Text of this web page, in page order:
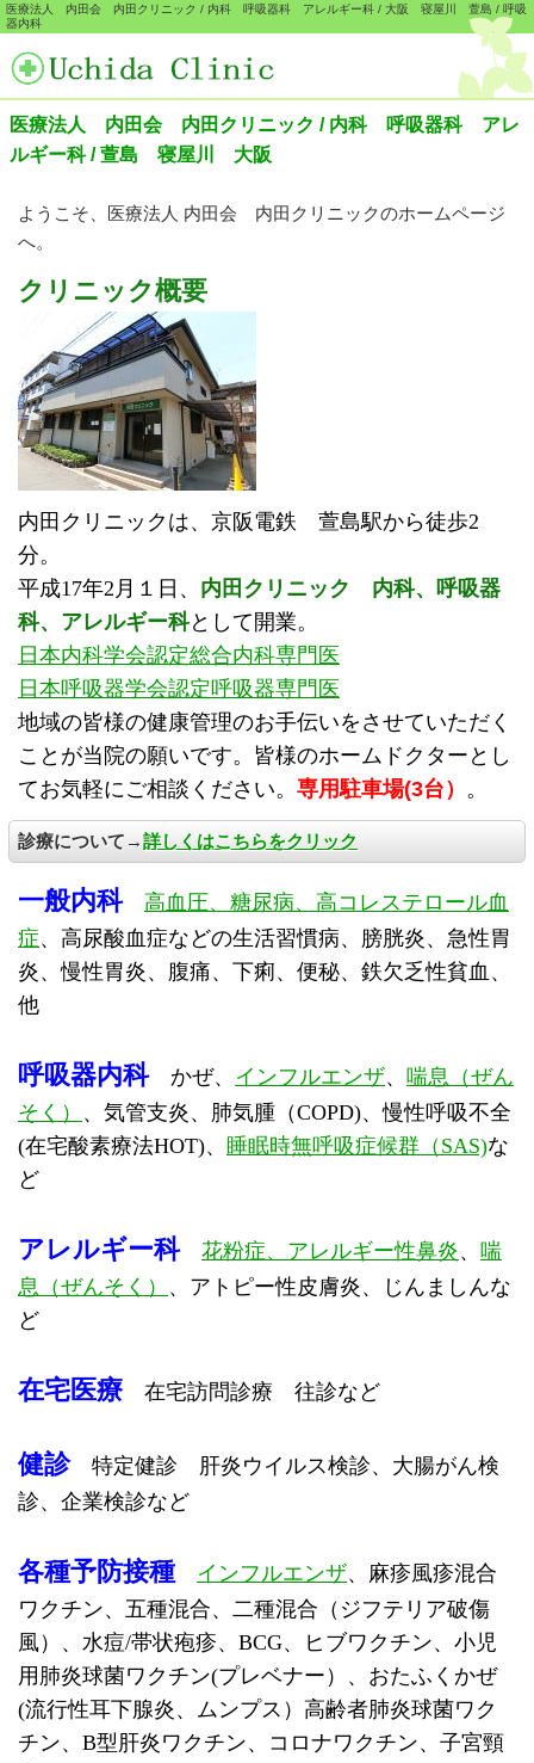
医療法人 内田会 内田クリニック / 内科 呼吸器科 アレルギー科 / 大阪 寝屋川 萱島 / 呼吸
器内科
医療法人 内田会 内田クリニック / 内科 呼吸器科 アレ
ルギー科 / 萱島 寝屋川 大阪
ようこそ、医療法人 内田会 内田クリニックのホームページ
へ。
クリニック概要
内田クリニックは、京阪電鉄 萱島駅から徒歩2
分。
平成17年2月１日、 内田クリニック 内科、呼吸器
科、アレルギー科として開業。
日本内科学会認定総合内科専門医
日本呼吸器学会認定呼吸器専門医
地域の皆様の健康管理のお手伝いをさせていただく
ことが当院の願いです。皆様のホームドクターとし
てお気軽にご相談ください。 専用駐車場(3台） 。
診療について→詳しくはこちらをクリック
一般内科
高血圧、糖尿病、高コレステロール血
症、高尿酸血症などの生活習慣病、膀胱炎、急性胃
炎、慢性胃炎、腹痛、下痢、便秘、鉄欠乏性貧血、
他
呼吸器内科かぜ、 インフルエンザ、 喘息（ぜん
そく） 、気管支炎、肺気腫（COPD)、慢性呼吸不全
(在宅酸素療法HOT)、 睡眠時無呼吸症候群（SAS)な
ど
アレルギー科 花粉症、アレルギー性鼻炎、 喘
息（ぜんそく） 、アトピー性皮膚炎、じんましんな
ど
在宅医療 在宅訪問診療 往診など
健診特定健診 肝炎ウイルス検診、大腸がん検
診、企業検診など
各種予防接種 インフルエンザ、麻疹風疹混合
ワクチン、五種混合、二種混合（ジフテリア破傷
風）、水痘/帯状疱疹、BCG、ヒブワクチン、小児
用肺炎球菌ワクチン(プレベナー）、おたふくかぜ
(流行性耳下腺炎、ムンプス）高齢者肺炎球菌ワク
チン、B型肝炎ワクチン、コロナワクチン、子宮頸